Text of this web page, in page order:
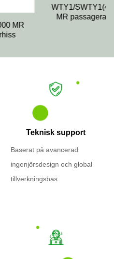
WTY1/SWTY1(400MM)
MR passagerarhiss
Teknisk support
Baserat på avancerad
ingenjörsdesign och global
tillverkningsbas